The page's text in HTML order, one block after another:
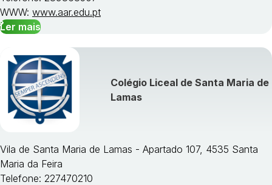
WWW: www.aar.edu.pt
Ler mais
Colégio Liceal de Santa Maria de
Lamas
Vila de Santa Maria de Lamas - Apartado 107, 4535 Santa
Maria da Feira
Telefone: 227470210